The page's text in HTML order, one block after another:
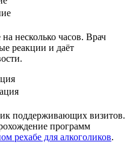
несколько часов. Врач
реакции и даёт
поддерживающих визитов.
программ
рехабе для алкоголиков.